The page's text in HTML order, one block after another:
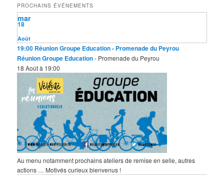
r
c
h
e
PROCHAINS ÉVÉNEMENTS
Août
18
mar
19:00 Réunion Groupe Education- Promenade du Peyrou
Réunion Groupe Education- Promenade du Peyrou
18 Août à 19:00
Au menu notamment prochains ateliers de remise en selle, autres
actions … Motivés curieux bienvenus !